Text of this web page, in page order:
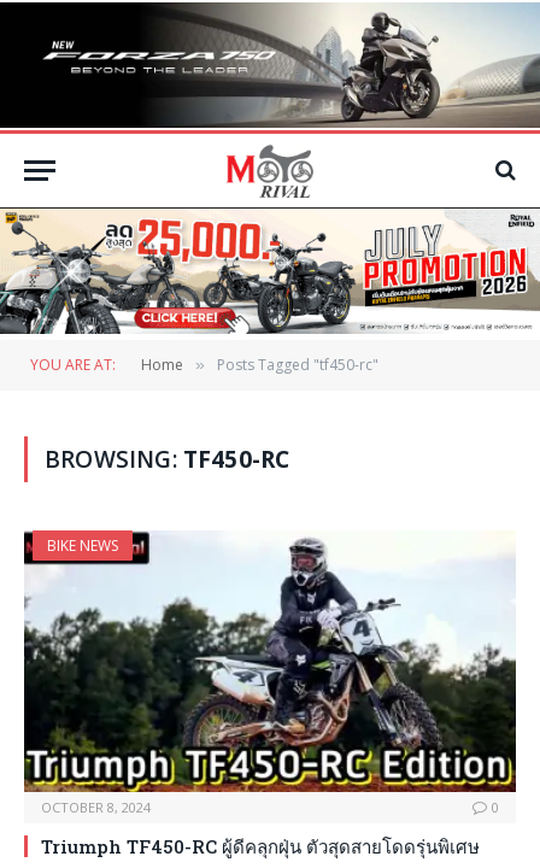
YOU ARE AT: Home » Posts Tagged "tf450-rc"
BROWSING: TF450-RC
BIKE NEWS
OCTOBER 8, 2024 0
Triumph TF450-RC ผู้ดีคลุกฝุ่น ตัวสุดสายโดดรุ่นพิเศษ